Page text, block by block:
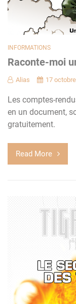
INFORMATIONS
Raconte-moi
Alias 17
Les comptes-
en un document,
gratuitement.
Read More